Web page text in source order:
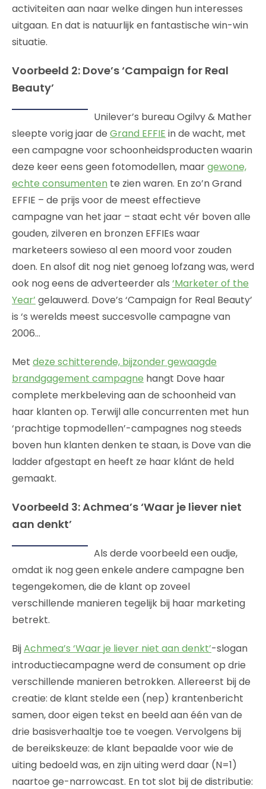
activiteiten aan naar welke dingen hun interesses
uitgaan. En dat is natuurlijk en fantastische win-win
situatie.
Voorbeeld 2: Dove’s ‘Campaign for Real
Beauty’
Unilever’s bureau Ogilvy & Mather
sleepte vorig jaar de Grand EFFIE in de wacht, met
een campagne voor schoonheidsproducten waarin
deze keer eens geen fotomodellen, maargewone,
echte consumenten te zien waren. En zo’n Grand
EFFIE – de prijs voor de meest effectieve
campagne van het jaar – staat echt vér boven alle
gouden, zilveren en bronzen EFFIEs waar
marketeers sowieso al een moord voor zouden
doen. En alsof dit nog niet genoeg lofzang was, werd
ook nog eens de adverteerder als ‘Marketer of the
Year’ gelauwerd. Dove’s ‘Campaign for Real Beauty’
is ‘s werelds meest succesvolle campagne van
2006…
Met deze schitterende, bijzonder gewaagde
brandgagement campagne hangt Dove haar
complete merkbeleving aan de schoonheid van
haar klanten op. Terwijl alle concurrenten met hun
‘prachtige topmodellen’-campagnes nog steeds
boven hun klanten denken te staan, is Dove van die
ladder afgestapt en heeft ze haar klánt de held
gemaakt.
Voorbeeld 3: Achmea’s ‘Waar je liever niet
aan denkt’
Als derde voorbeeld een oudje,
omdat ik nog geen enkele andere campagne ben
tegengekomen, die de klant op zoveel
verschillende manieren tegelijk bij haar marketing
betrekt.
BijAchmea’s ‘Waar je liever niet aan denkt’-slogan
introductiecampagne werd de consument op drie
verschillende manieren betrokken. Allereerst bij de
creatie: de klant stelde een (nep) krantenbericht
samen, door eigen tekst en beeld aan één van de
drie basisverhaaltje toe te voegen. Vervolgens bij
de bereikskeuze: de klant bepaalde voor wie de
uiting bedoeld was, en zijn uiting werd daar (N=1)
naartoe ge-narrowcast. En tot slot bij de distributie: